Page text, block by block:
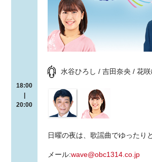
18:00
|
20:00
水谷ひろし / 吉田奈央 / 花咲
日曜の夜は、歌謡曲でゆったり
メール:wave@obc1314.co.jp